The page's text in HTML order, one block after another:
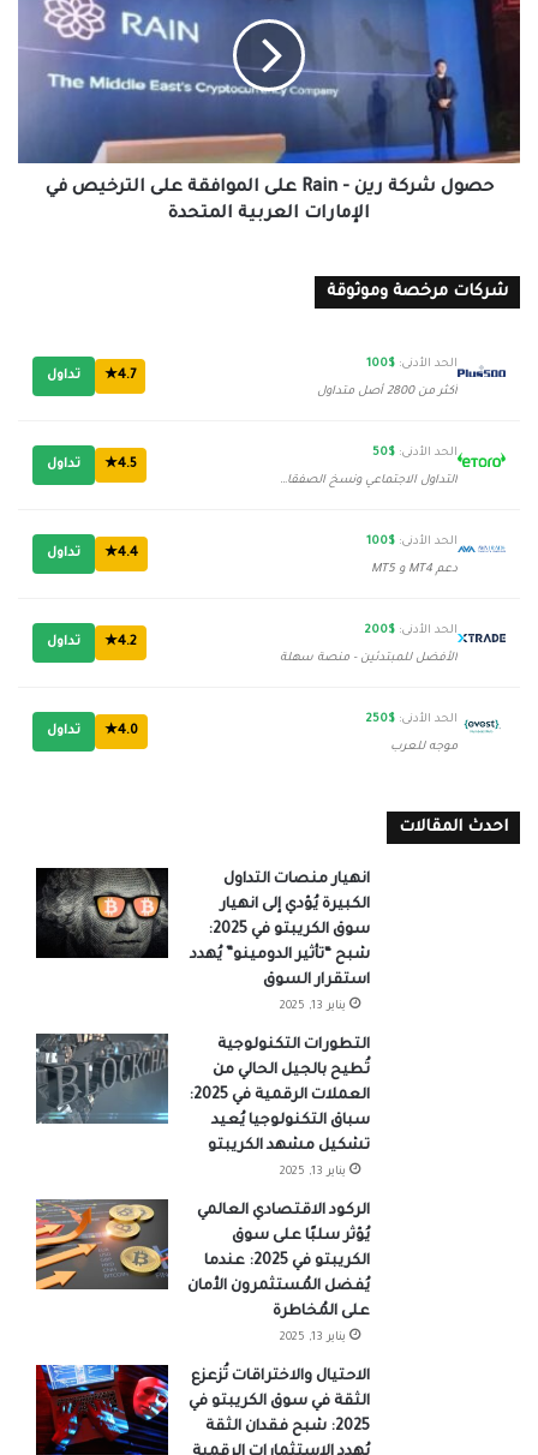
رين
الموافقة
الترخيص
حصول شركة رين - Rain على الموافقة على الترخيص في
الإمارات العربية المتحدة
شركات مرخصة وموثوقة
الحد الأدنى: $100
أكثر من 2800 أصل متداول
4.7★ تداول
الحد الأدنى: $50
التداول الاجتماعي ونسخ الصفقات
4.5★ تداول
الحد الأدنى: $100
دعم MT4 و MT5
4.4★ تداول
الحد الأدنى: $200
الأفضل للمبتدئين - منصة سهلة
4.2★ تداول
الحد الأدنى: $250
موجه للعرب
4.0★ تداول
احدث المقالات
انهيار منصات التداول
الكبيرة يُؤدي إلى انهيار
سوق الكريبتو في 2025:
شبح “تأثير الدومينو” يُهدد
استقرار السوق
يناير 13, 2025
التطورات التكنولوجية
تُطيح بالجيل الحالي من
العملات الرقمية في 2025:
سباق التكنولوجيا يُعيد
تشكيل مشهد الكريبتو
يناير 13, 2025
الركود الاقتصادي العالمي
يُؤثر سلبًا على سوق
الكريبتو في 2025: عندما
يُفضل المُستثمرون الأمان
على المُخاطرة
يناير 13, 2025
الاحتيال والاختراقات تُزعزع
الثقة في سوق الكريبتو في
2025: شبح فقدان الثقة